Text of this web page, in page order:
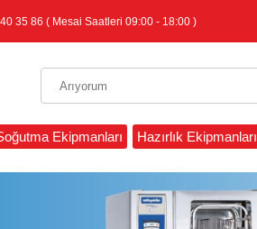
35 86 ( Mesai Saatleri 09:00 - 18:00 )
Ekipmanları Hazırlık Ekipmanları